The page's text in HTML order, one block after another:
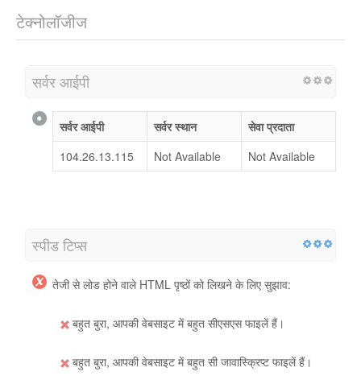
टेक्नोलॉजीज
सर्वर आईपी
सर्वर आईपी सर्वर स्थान
सेवा प्रदाता
104.26.13.115
Not Available Not Available
स्पीड टिप्स
तेजी से लोड होने वाले HTML पृष्ठों को लिखने के लिए सुझाव:
बहुत बुरा, आपकी वेबसाइट में बहुत सीएसएस फाइलें हैं।
बहुत बुरा, आपकी वेबसाइट में बहुत सी जावास्क्रिप्ट फाइलें हैं।